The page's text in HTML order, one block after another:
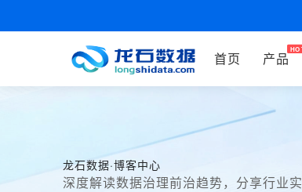
龙石数据·博客中心
深度解读数据治理前治趋势，分享行业
首页 产品